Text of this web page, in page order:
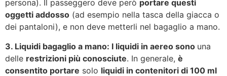
persona). Il passeggero deve però portare questi
oggetti addosso (ad esempio nella tasca della giacca o
dei pantaloni), e non deve metterli nel bagaglio a mano.
3. Liquidi bagaglio a mano: I liquidi in aereo sono una
delle restrizioni più conosciute. In generale, è
consentito portare solo liquidi in contenitori di 100 ml